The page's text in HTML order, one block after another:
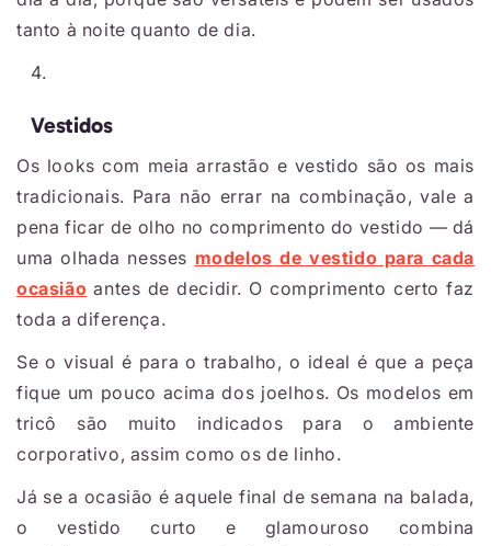
tanto à noite quanto de dia.
Vestidos
Os looks com meia arrastão e vestido são os mais
tradicionais. Para não errar na combinação, vale a
pena ficar de olho no comprimento do vestido — dá
uma olhada nesses modelos de vestido para cada
ocasião antes de decidir. O comprimento certo faz
toda a diferença.
Se o visual é para o trabalho, o ideal é que a peça
fique um pouco acima dos joelhos. Os modelos em
tricô são muito indicados para o ambiente
corporativo, assim como os de linho.
Já se a ocasião é aquele final de semana na balada,
o vestido curto e glamouroso combina